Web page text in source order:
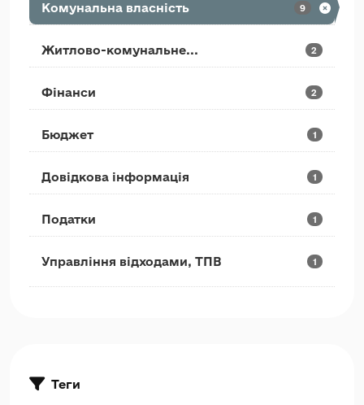
Комунальна власність 9
Житлово-комунальне... 2
Фінанси 2
Бюджет 1
Довідкова інформація 1
Податки 1
Управління відходами, ТПВ 1
Теги